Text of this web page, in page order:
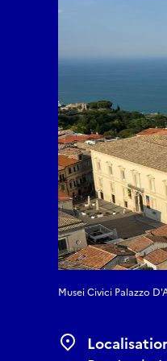
Musei Civici Palazzo